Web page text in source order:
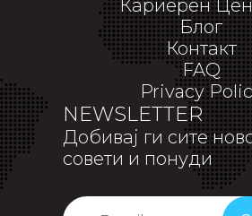
Кариерен
Блог
Контакт
FAQ
Privacy
NEWSLETTER
Добивај ги сите
совети и понуди